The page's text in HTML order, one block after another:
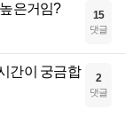
은거임? 15
댓글
간이 궁금합
2
댓글